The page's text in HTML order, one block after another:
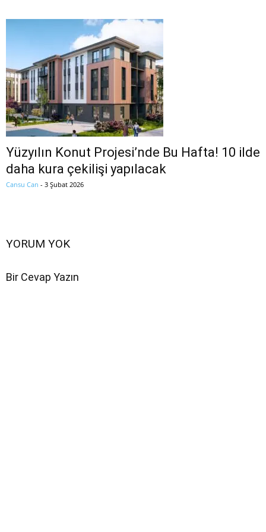
Yüzyılın Konut Projesi’nde Bu Hafta! 10 ilde
daha kura çekilişi yapılacak
Cansu Can - 3 Şubat 2026
YORUM YOK
Bir Cevap Yazın